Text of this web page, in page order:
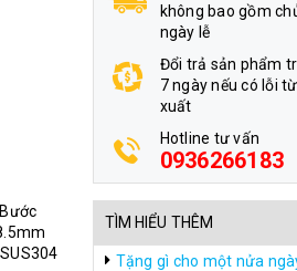
không bao gồm
ngày lễ
Đổi trả sản phẩm
7 ngày nếu có lỗi
xuất
Hotline tư vấn
0936266183
TÌM HIỂU THÊM
Tặng gì cho một nửa